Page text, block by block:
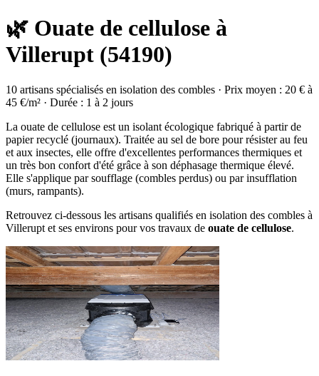
🌿 Ouate de cellulose à
Villerupt (54190)
10 artisans spécialisés en isolation des combles · Prix moyen : 20 € à
45 €/m² · Durée : 1 à 2 jours
La ouate de cellulose est un isolant écologique fabriqué à partir de
papier recyclé (journaux). Traitée au sel de bore pour résister au feu
et aux insectes, elle offre d'excellentes performances thermiques et
un très bon confort d'été grâce à son déphasage thermique élevé.
Elle s'applique par soufflage (combles perdus) ou par insufflation
(murs, rampants).
Retrouvez ci-dessous les artisans qualifiés en isolation des combles à
Villerupt et ses environs pour vos travaux de ouate de cellulose.